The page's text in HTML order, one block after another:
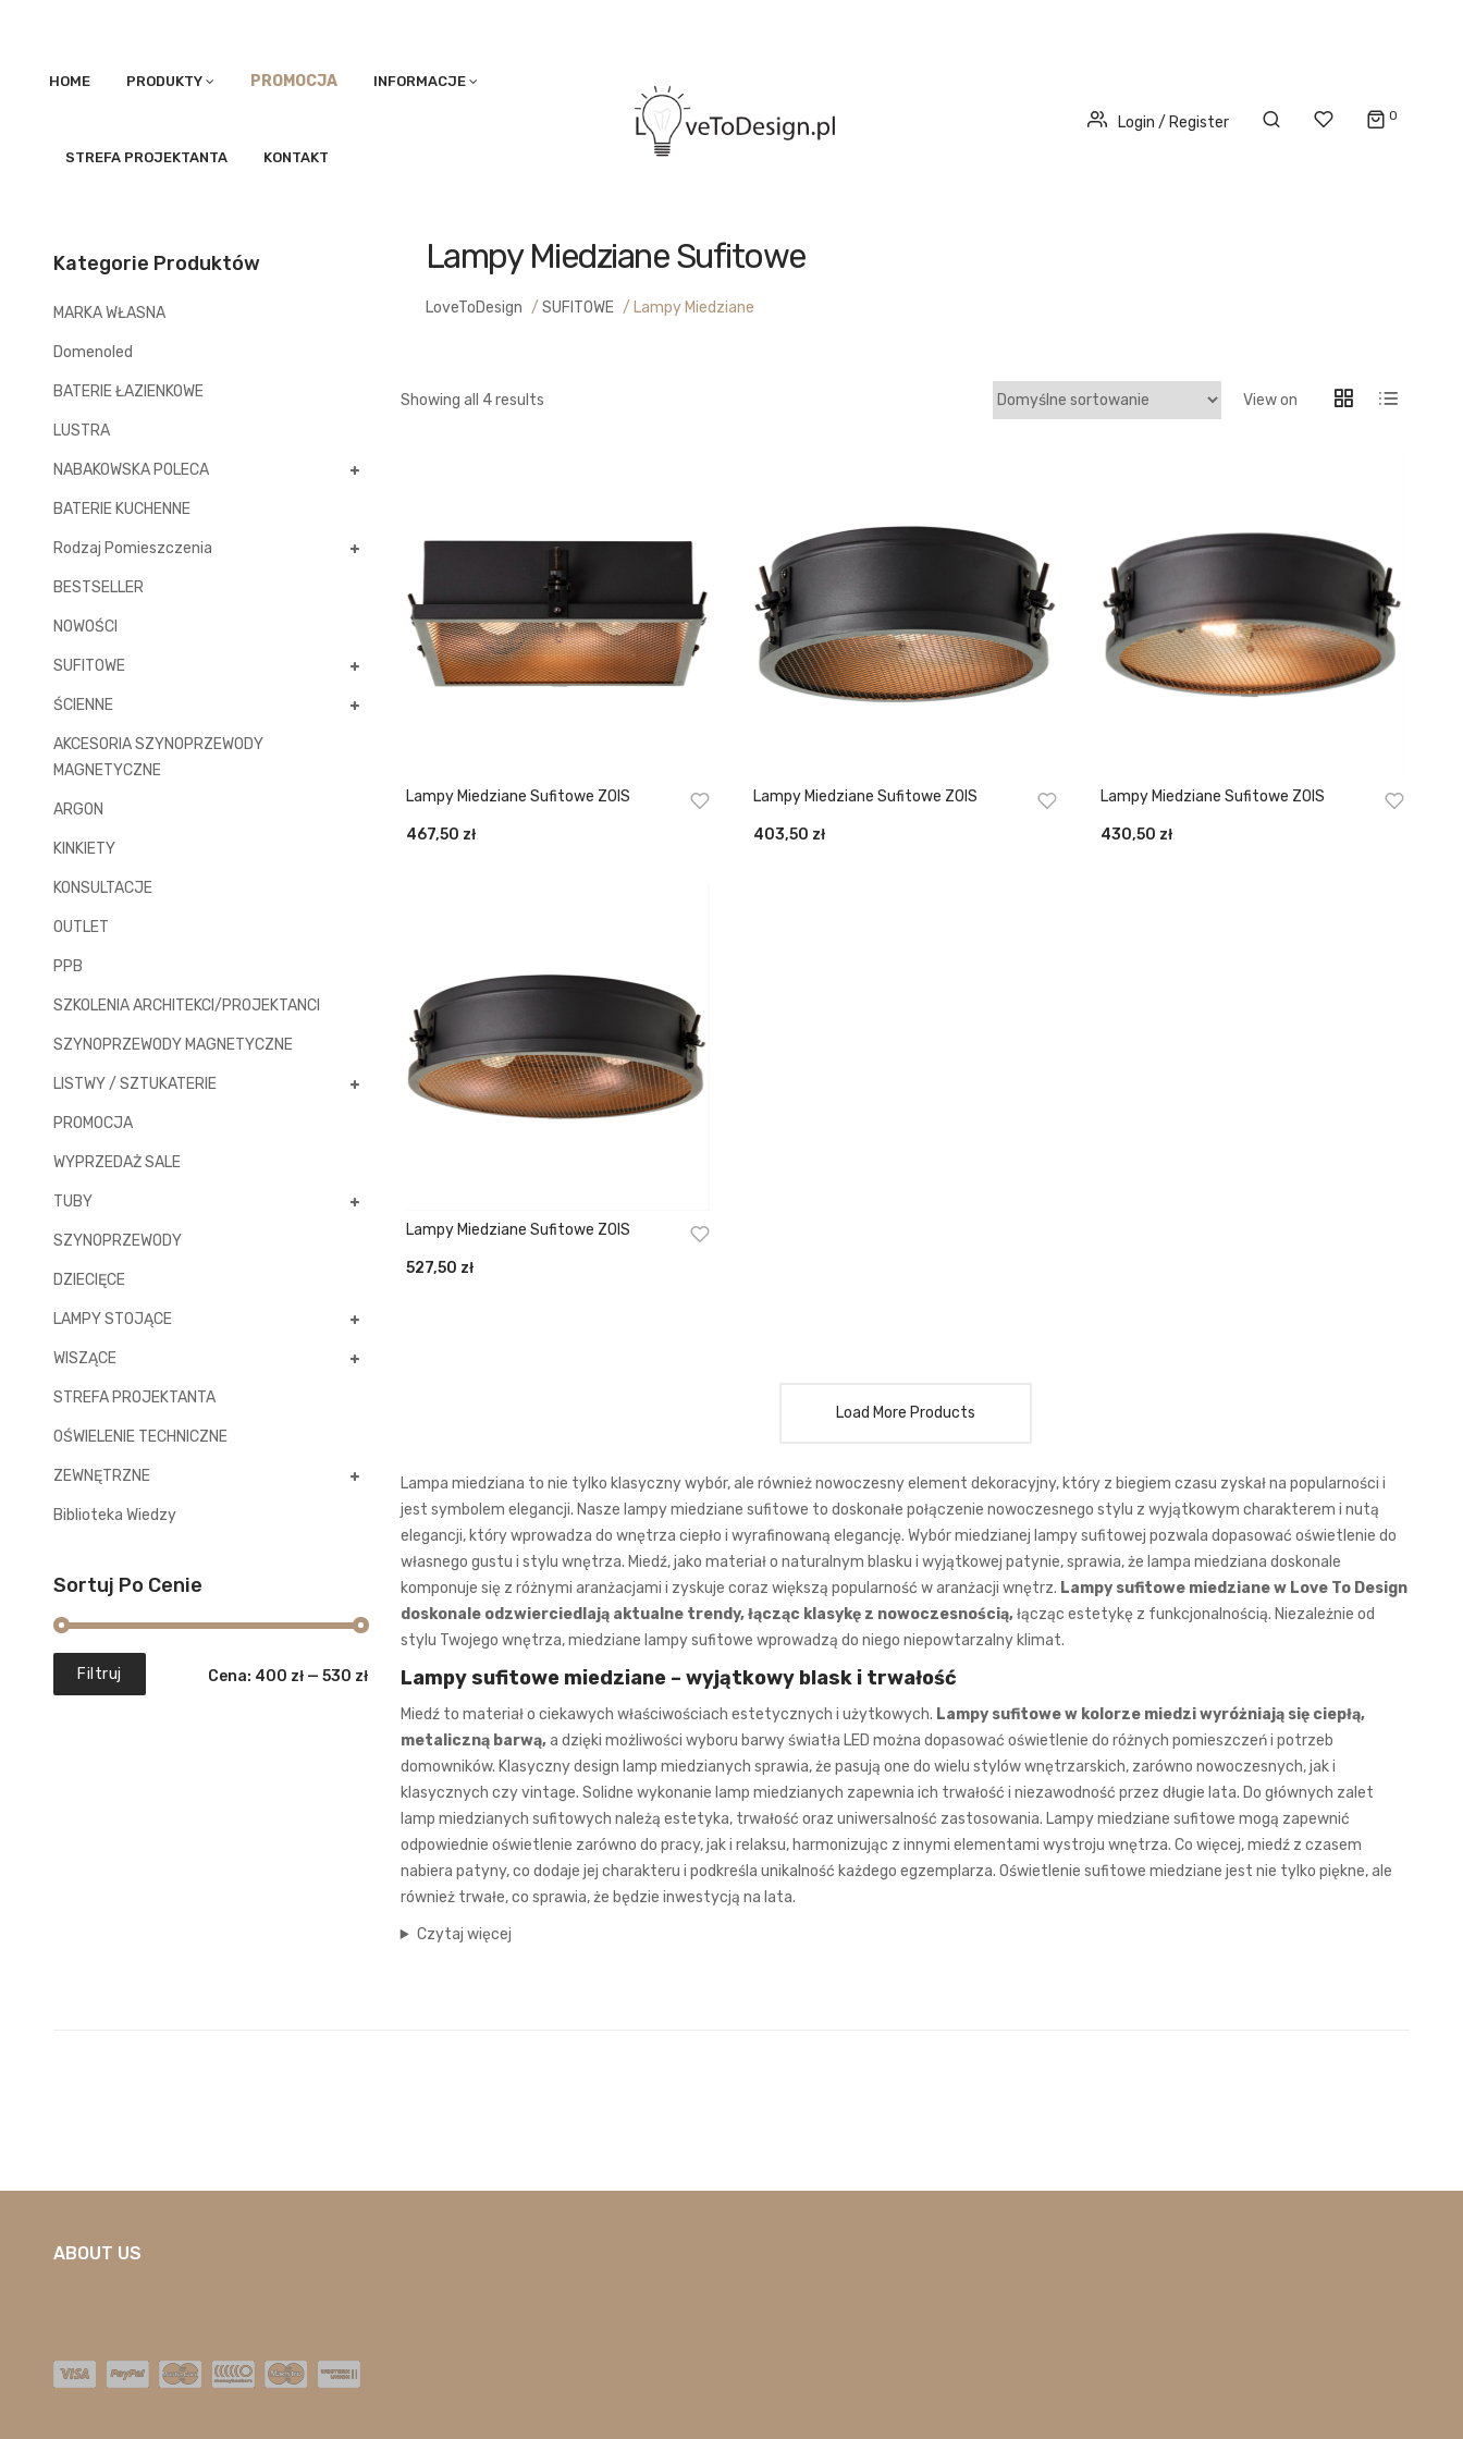
HOME PRODUKTY PROMOCJA INFORMACJE
STREFA PROJEKTANTA KONTAKT
Login / Register 0
Kategorie Produktów
MARKA WŁASNA
Domenoled
BATERIE ŁAZIENKOWE
LUSTRA
NABAKOWSKA POLECA
BATERIE KUCHENNE
Rodzaj Pomieszczenia
BESTSELLER
NOWOŚCI
SUFITOWE
ŚCIENNE
AKCESORIA SZYNOPRZEWODY
MAGNETYCZNE
ARGON
KINKIETY
KONSULTACJE
OUTLET
PPB
SZKOLENIA ARCHITEKCI/PROJEKTANCI
SZYNOPRZEWODY MAGNETYCZNE
LISTWY / SZTUKATERIE
PROMOCJA
WYPRZEDAŻ SALE
TUBY
SZYNOPRZEWODY
DZIECIĘCE
LAMPY STOJĄCE
WISZĄCE
STREFA PROJEKTANTA
OŚWIELENIE TECHNICZNE
ZEWNĘTRZNE
Biblioteka Wiedzy
Sortuj Po Cenie
Cena
Cena
Filtruj Cena: 400 zł— 530 zł
Lampa miedziana to nie tylko klasyczny wybór, ale również nowoczesny element dekoracyjny, który z biegiem czasu zyskał na popularności i
jest symbolem elegancji. Nasze lampy miedziane sufitowe to doskonałe połączenie nowoczesnego stylu z wyjątkowym charakterem i nutą
elegancji, który wprowadza do wnętrza ciepło i wyrafinowaną elegancję. Wybór miedzianej lampy sufitowej pozwala dopasować oświetlenie do
własnego gustu i stylu wnętrza. Miedź, jako materiał o naturalnym blasku i wyjątkowej patynie, sprawia, że lampa miedziana doskonale
komponuje się z różnymi aranżacjami i zyskuje coraz większą popularność w aranżacji wnętrz. Lampy sufitowe miedziane w Love To Design
doskonale odzwierciedlają aktualne trendy, łącząc klasykę z nowoczesnością,łącząc estetykę z funkcjonalnością. Niezależnie od
stylu Twojego wnętrza, miedziane lampy sufitowe wprowadzą do niego niepowtarzalny klimat.
Lampy sufitowe miedziane – wyjątkowy blask i trwałość
Miedź to materiał o ciekawych właściwościach estetycznych i użytkowych. Lampy sufitowe w kolorze miedzi wyróżniają się ciepłą,
metaliczną barwą,a dzięki możliwości wyboru barwy światła LED można dopasować oświetlenie do różnych pomieszczeń i potrzeb
domowników. Klasyczny design lamp miedzianych sprawia, że pasują one do wielu stylów wnętrzarskich, zarówno nowoczesnych, jak i
klasycznych czy vintage. Solidne wykonanie lamp miedzianych zapewnia ich trwałość i niezawodność przez długie lata. Do głównych zalet
lamp miedzianych sufitowych należą estetyka, trwałość oraz uniwersalność zastosowania. Lampy miedziane sufitowe mogą zapewnić
odpowiednie oświetlenie zarówno do pracy, jak i relaksu, harmonizując z innymi elementami wystroju wnętrza. Co więcej, miedź z czasem
nabiera patyny, co dodaje jej charakteru i podkreśla unikalność każdego egzemplarza. Oświetlenie sufitowe miedziane jest nie tylko piękne, ale
również trwałe, co sprawia, że będzie inwestycją na lata.
Czytaj więcej
Lampy Miedziane Sufitowe
LoveToDesign / SUFITOWE / Lampy Miedziane
View on
Showing all 4 results
Lampy Miedziane Sufitowe ZOIS
467,50 zł
Lampy Miedziane Sufitowe ZOIS
403,50 zł
Lampy Miedziane Sufitowe ZOIS
430,50 zł
Lampy Miedziane Sufitowe ZOIS
527,50 zł
Load More Products
ABOUT US